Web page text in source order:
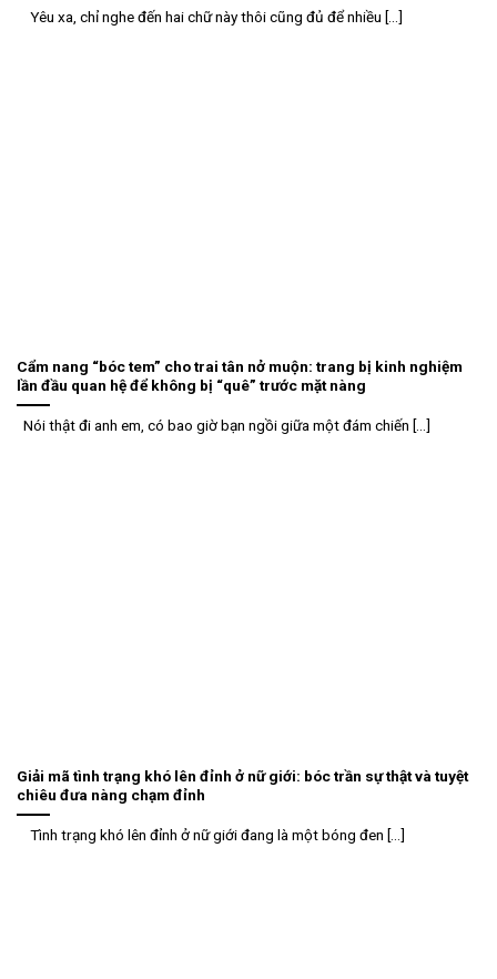
Yêu xa, chỉ nghe đến hai chữ này thôi cũng đủ để nhiều [...]
Cẩm nang “bóc tem” cho trai tân nở muộn: trang bị kinh nghiệm
lần đầu quan hệ để không bị “quê” trước mặt nàng
Nói thật đi anh em, có bao giờ bạn ngồi giữa một đám chiến [...]
Giải mã tình trạng khó lên đỉnh ở nữ giới: bóc trần sự thật và tuyệt
chiêu đưa nàng chạm đỉnh
Tình trạng khó lên đỉnh ở nữ giới đang là một bóng đen [...]